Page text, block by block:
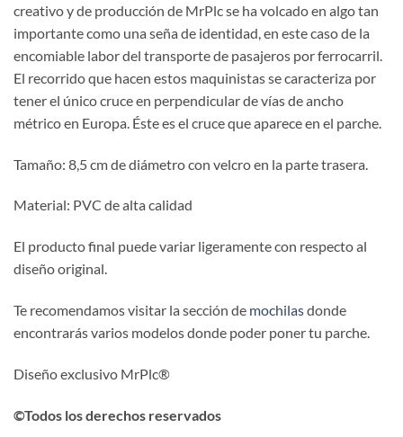
creativo y de producción de MrPlc se ha volcado en algo tan
importante como una seña de identidad, en este caso de la
encomiable labor del transporte de pasajeros por ferrocarril.
El recorrido que hacen estos maquinistas se caracteriza por
tener el único cruce en perpendicular de vías de ancho
métrico en Europa. Éste es el cruce que aparece en el parche.
Tamaño: 8,5 cm de diámetro con velcro en la parte trasera.
Material: PVC de alta calidad
El producto final puede variar ligeramente con respecto al
diseño original.
Te recomendamos visitar la sección de mochilasdonde
encontrarás varios modelos donde poder poner tu parche.
Diseño exclusivo MrPlc®
©Todos los derechos reservados